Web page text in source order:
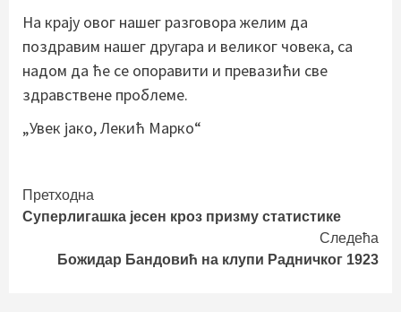
На крају овог нашег разговора желим да
поздравим нашег другара и великог човека, са
надом да ће се опоравити и превазићи све
здравствене проблеме.
„Увек јако, Лекић Марко“
Continue
Reading
Претходна
Суперлигашка јесен кроз призму статистике
Следећа
Божидар Бандовић на клупи Радничког 1923